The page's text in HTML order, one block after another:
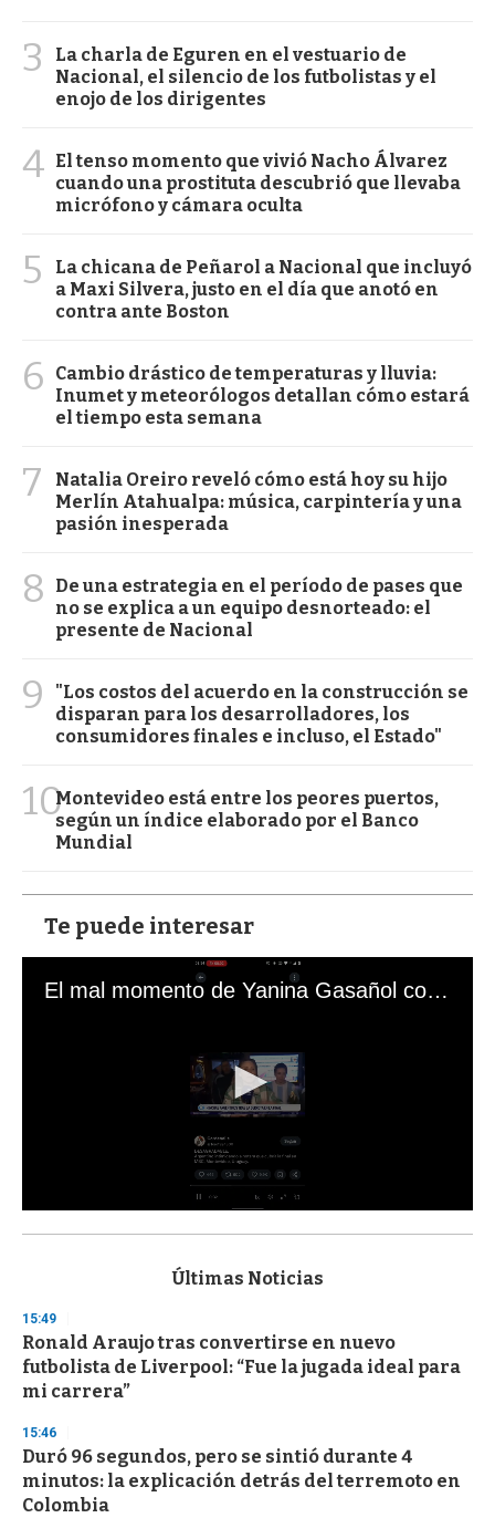
3
La charla de Eguren en el vestuario de
Nacional, el silencio de los futbolistas y el
enojo de los dirigentes
4 El tenso momento que vivió Nacho Álvarez
cuando una prostituta descubrió que llevaba
micrófono y cámara oculta
5
La chicana de Peñarol a Nacional que incluyó
a Maxi Silvera, justo en el día que anotó en
contra ante Boston
6
Cambio drástico de temperaturas y lluvia:
Inumet y meteorólogos detallan cómo estará
el tiempo esta semana
7
Natalia Oreiro reveló cómo está hoy su hijo
Merlín Atahualpa: música, carpintería y una
pasión inesperada
8
De una estrategia en el período de pases que
no se explica a un equipo desnorteado: el
presente de Nacional
9
"Los costos del acuerdo en la construcción se
disparan para los desarrolladores, los
consumidores finales e incluso, el Estado"
10Montevideo está entre los peores puertos,
según un índice elaborado por el Banco
Mundial
Te puede interesar
El mal momento de Yanina Gasañol con un hincha argentino en "Subrayado"
s
d
s
o
f
3
s
e
c
o
n
Últimas Noticias
15:49
Ronald Araujo tras convertirse en nuevo
futbolista de Liverpool: “Fue la jugada ideal para
mi carrera”
15:46
Duró 96 segundos, pero se sintió durante 4
minutos: la explicación detrás del terremoto en
Colombia